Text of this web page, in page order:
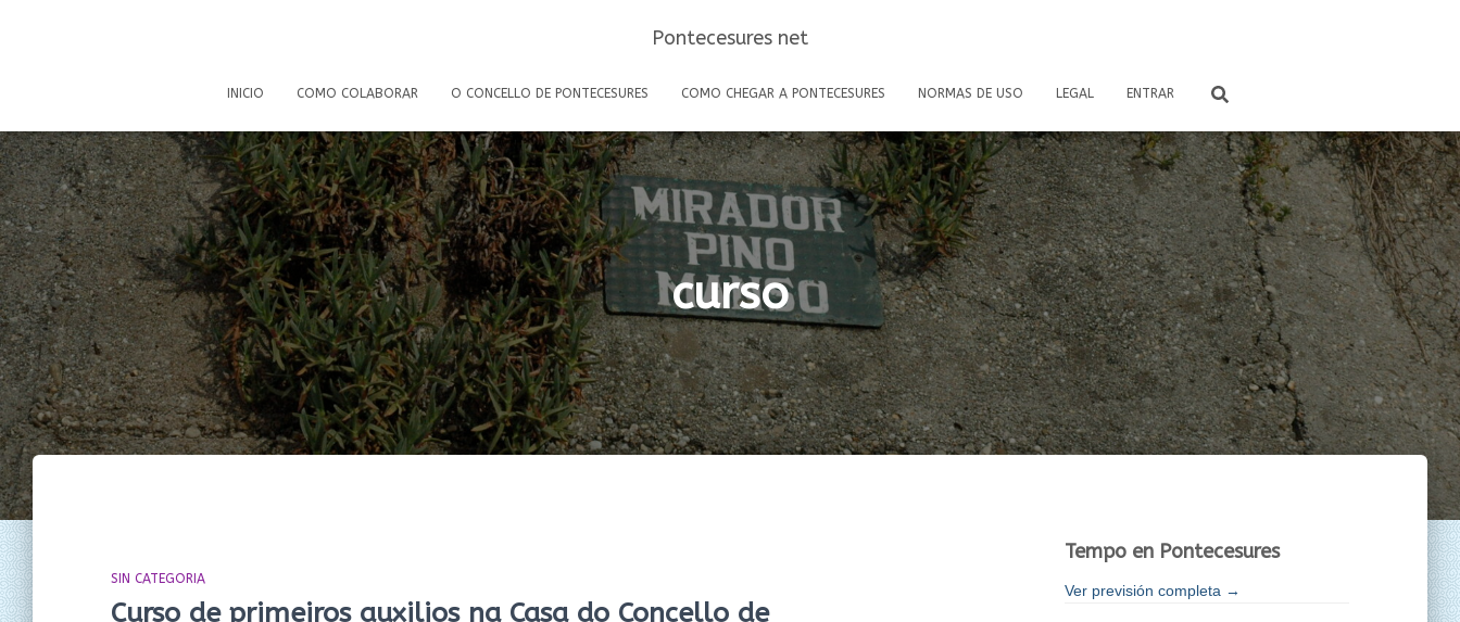
Pontecesures net
INICIO COMO COLABORAR O CONCELLO DE PONTECESURES COMO CHEGAR A PONTECESURES NORMAS DE USO LEGAL ENTRAR
curso
SIN CATEGORIA
Curso de primeiros auxilios na Casa do Concello de
Tempo en Pontecesures
Ver previsión completa →